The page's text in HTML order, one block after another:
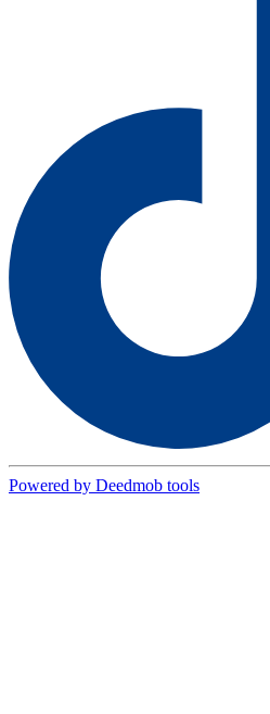
Powered by Deedmob tools